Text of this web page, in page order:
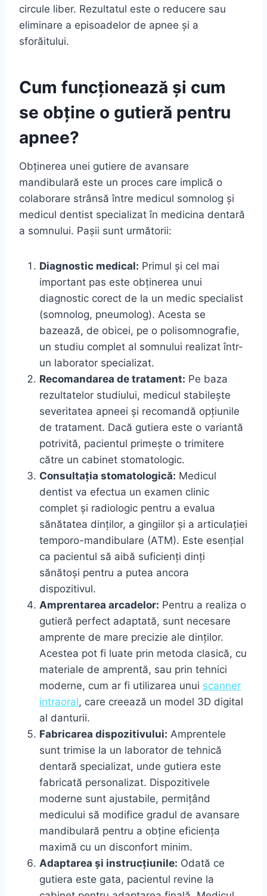
circule liber. Rezultatul este o reducere sau
eliminare a episoadelor de apnee și a
sforăitului.
Cum funcționează și cum
se obține o gutieră pentru
apnee?
Obținerea unei gutiere de avansare
mandibulară este un proces care implică o
colaborare strânsă între medicul somnolog și
medicul dentist specializat în medicina dentară
a somnului. Pașii sunt următorii:
Diagnostic medical: Primul și cel mai
important pas este obținerea unui
diagnostic corect de la un medic specialist
(somnolog, pneumolog). Acesta se
bazează, de obicei, pe o polisomnografie,
un studiu complet al somnului realizat într-
un laborator specializat.
Recomandarea de tratament: Pe baza
rezultatelor studiului, medicul stabilește
severitatea apneei și recomandă opțiunile
de tratament. Dacă gutiera este o variantă
potrivită, pacientul primește o trimitere
către un cabinet stomatologic.
Consultația stomatologică: Medicul
dentist va efectua un examen clinic
complet și radiologic pentru a evalua
sănătatea dinților, a gingiilor și a articulației
temporo-mandibulare (ATM). Este esențial
ca pacientul să aibă suficienți dinți
sănătoși pentru a putea ancora
dispozitivul.
Amprentarea arcadelor: Pentru a realiza o
gutieră perfect adaptată, sunt necesare
amprente de mare precizie ale dinților.
Acestea pot fi luate prin metoda clasică, cu
materiale de amprentă, sau prin tehnici
moderne, cum ar fi utilizarea unui scanner
intraoral, care creează un model 3D digital
al danturii.
Fabricarea dispozitivului: Amprentele
sunt trimise la un laborator de tehnică
dentară specializat, unde gutiera este
fabricată personalizat. Dispozitivele
moderne sunt ajustabile, permițând
medicului să modifice gradul de avansare
mandibulară pentru a obține eficiența
maximă cu un disconfort minim.
Adaptarea și instrucțiunile: Odată ce
gutiera este gata, pacientul revine la